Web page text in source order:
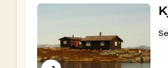
hvordan du melder deg inn i
laken). Sovepose er ikke tillatt
Er du medlem av Svenske
rabatt på din overnatting på